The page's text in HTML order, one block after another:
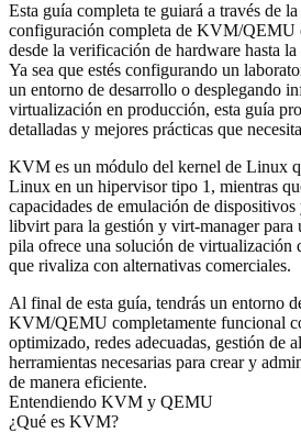
Esta guía completa te guiará a través de
configuración completa de KVM/QEMU
desde la verificación de hardware hasta
Ya sea que estés configurando un
un entorno de desarrollo o desplegando
virtualización en producción, esta guía
detalladas y mejores prácticas que
KVM es un módulo del kernel de Linux
Linux en un hipervisor tipo 1, mientras
capacidades de emulación de
libvirt para la gestión y virt-manager para
pila ofrece una solución de virtualización
que rivaliza con alternativas comerciales.
Al final de esta guía, tendrás un entorno
KVM/QEMU completamente funcional
optimizado, redes adecuadas, gestión de
herramientas necesarias para crear y
de manera eficiente.
Entendiendo KVM y QEMU
¿Qué es KVM?